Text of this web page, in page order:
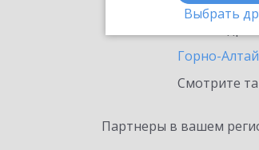
Выбрать
Горно-
Смотрите
Партнеры в вашем